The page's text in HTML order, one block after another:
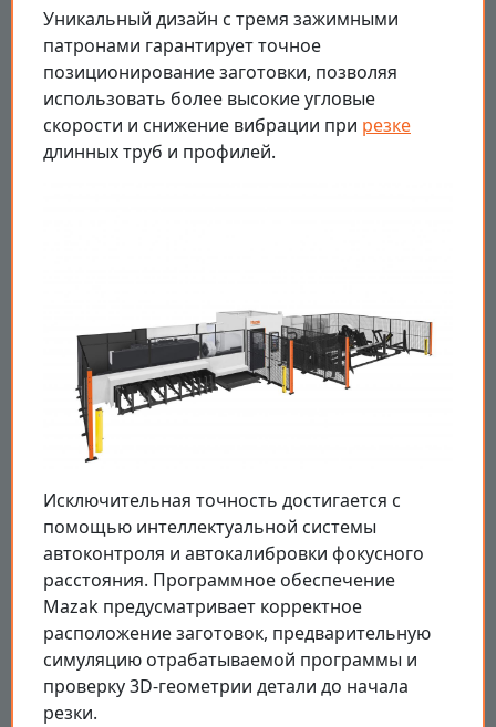
Уникальный дизайн с тремя зажимными
патронами гарантирует точное
позиционирование заготовки, позволяя
использовать более высокие угловые
скорости и снижение вибрации при резке
длинных труб и профилей.
Исключительная точность достигается с
помощью интеллектуальной системы
автоконтроля и автокалибровки фокусного
расстояния. Программное обеспечение
Mazak предусматривает корректное
расположение заготовок, предварительную
симуляцию отрабатываемой программы и
проверку 3D-геометрии детали до начала
резки.